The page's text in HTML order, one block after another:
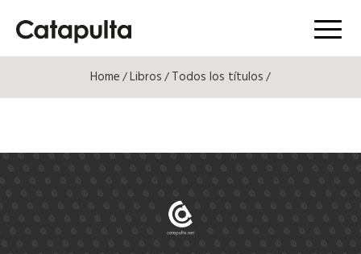
Menú
Home/Libros/Todos los títulos/